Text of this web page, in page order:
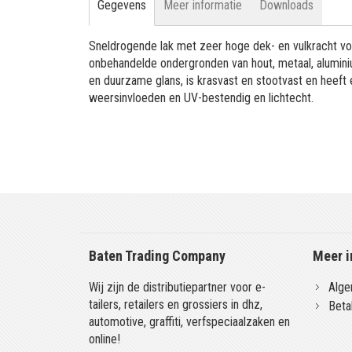
Gegevens
Sneldrogende lak met zeer hoge dek- en vulkracht
onbehandelde ondergronden van hout, metaal,
en duurzame glans, is krasvast en stootvast en
weersinvloeden en UV-bestendig en lichtecht.
Meer informatie Downloads
Baten Trading Company
Wij zijn de distributiepartner voor e-
tailers, retailers en grossiers in dhz,
automotive, graffiti, verfspeciaalzaken en
online!
Meer